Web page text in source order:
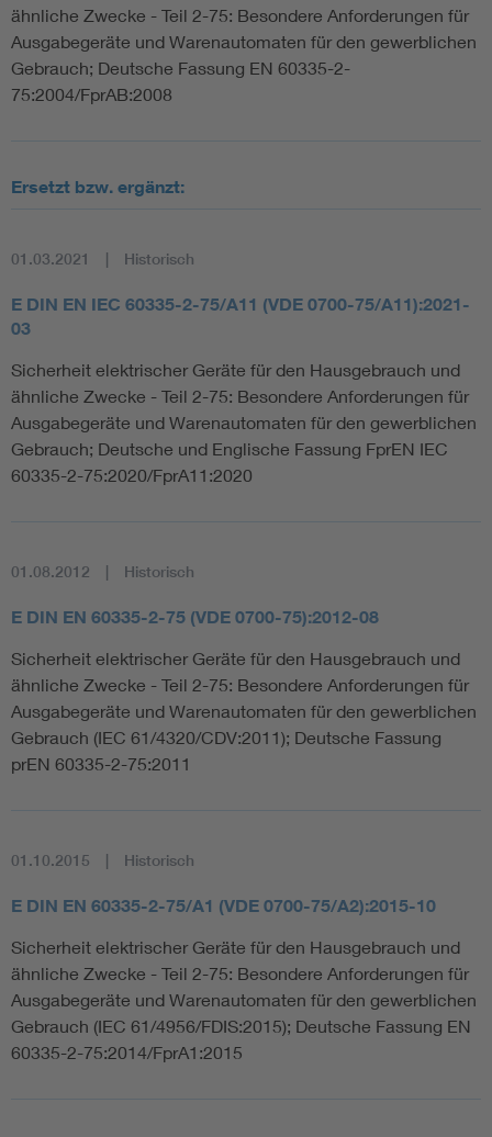
ähnliche Zwecke - Teil 2-75: Besondere Anforderungen für
Ausgabegeräte und Warenautomaten für den gewerblichen
Gebrauch; Deutsche Fassung EN 60335-2-
75:2004/FprAB:2008
Ersetzt bzw. ergänzt:
01.03.2021 Historisch
E DIN EN IEC 60335-2-75/A11 (VDE 0700-75/A11):2021-
03
Sicherheit elektrischer Geräte für den Hausgebrauch und
ähnliche Zwecke - Teil 2-75: Besondere Anforderungen für
Ausgabegeräte und Warenautomaten für den gewerblichen
Gebrauch; Deutsche und Englische Fassung FprEN IEC
60335-2-75:2020/FprA11:2020
01.08.2012 Historisch
E DIN EN 60335-2-75 (VDE 0700-75):2012-08
Sicherheit elektrischer Geräte für den Hausgebrauch und
ähnliche Zwecke - Teil 2-75: Besondere Anforderungen für
Ausgabegeräte und Warenautomaten für den gewerblichen
Gebrauch (IEC 61/4320/CDV:2011); Deutsche Fassung
prEN 60335-2-75:2011
01.10.2015 Historisch
E DIN EN 60335-2-75/A1 (VDE 0700-75/A2):2015-10
Sicherheit elektrischer Geräte für den Hausgebrauch und
ähnliche Zwecke - Teil 2-75: Besondere Anforderungen für
Ausgabegeräte und Warenautomaten für den gewerblichen
Gebrauch (IEC 61/4956/FDIS:2015); Deutsche Fassung EN
60335-2-75:2014/FprA1:2015